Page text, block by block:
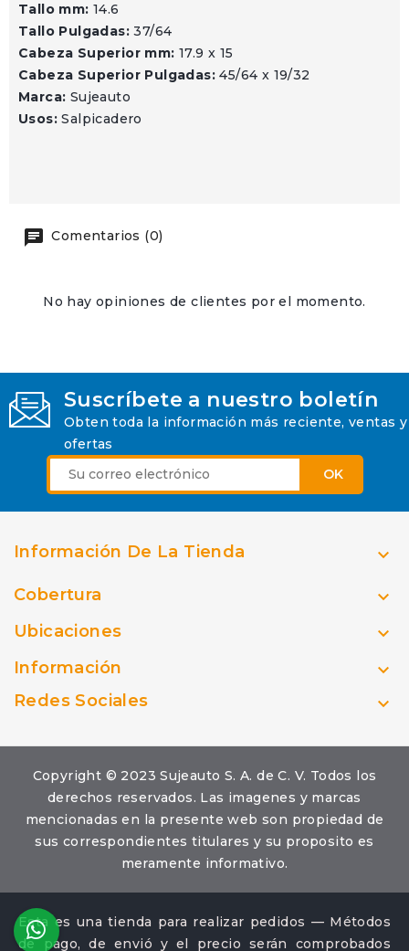
Tallo mm: 14.6
Tallo Pulgadas:37/64
Cabeza Superior mm: 17.9 x 15
Cabeza Superior Pulgadas:45/64 x 19/32
Marca: Sujeauto
Usos: Salpicadero
Comentarios (0)
No hay opiniones de clientes por el momento.
Suscríbete a nuestro boletín
Obten toda la información más reciente, ventas y
ofertas
Información De La Tienda 
Cobertura 
Ubicaciones 
Información 
Redes Sociales 
Copyright © 2023 Sujeauto S. A. de C. V. Todos los
derechos reservados. Las imagenes y marcas
mencionadas en la presente web son propiedad de
sus correspondientes titulares y su proposito es
meramente informativo.
Esta es una tienda para realizar pedidos — Métodos
de pago, de envió y el precio serán comprobados